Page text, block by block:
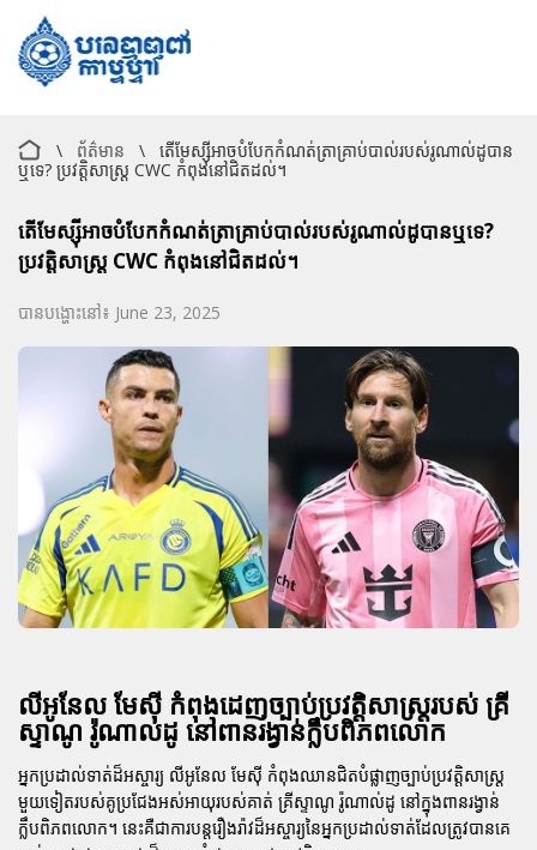
\ ព័ត៌មាន \
តើ​មែស្ស៊ី​អាច​បំបែក​កំណត់ត្រា​គ្រាប់បាល់​របស់​រូណាល់ដូ​បាន​
ឬទេ? ប្រវត្តិសាស្ត្រ​ CWC កំពុង​នៅ​ជិត​ដល់។
តើ​មែស្ស៊ី​អាច​បំបែក​កំណត់ត្រា​គ្រាប់បាល់​របស់​រូណាល់ដូ​បាន​ឬទេ?
ប្រវត្តិសាស្ត្រ​ CWC កំពុង​នៅ​ជិត​ដល់។
បានបង្ហោះនៅ៖ June 23, 2025
លីអូនែល មែស៊ី កំពុងដេញច្បាប់ប្រវត្តិសាស្ត្ររបស់ គ្រី
ស្ទាណូ រ៉ូណាល់ដូ នៅពានរង្វាន់ក្លឹបពិភពលោក
អ្នកប្រដាល់ទាត់ដ៏អស្ចារ្យ លីអូនែល មែស៊ី កំពុងឈានជិតបំផ្លាញច្បាប់ប្រវត្តិសាស្ត្រ
មួយទៀតរបស់គូប្រជែងអស់អាយុរបស់គាត់ គ្រីស្ទាណូ រ៉ូណាល់ដូ នៅក្នុងពានរង្វាន់
ក្លឹបពិភពលោក។ នេះគឺជាការបន្តរឿងរ៉ាវដ៏អស្ចារ្យនៃអ្នកប្រដាល់ទាត់ដែលត្រូវបានគេ